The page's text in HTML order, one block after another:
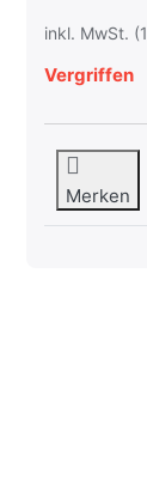
inkl. MwSt.
Vergriffen
Merken